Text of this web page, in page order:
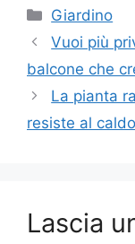
Categorie
Giardino
Vuoi più
balcone che
La pianta
resiste al
Lascia